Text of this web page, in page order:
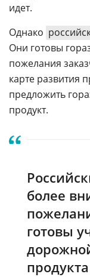
идет.
Однако
Они готовы
пожелания
карте развития
предложить
продукт.
более
готовы
продукта